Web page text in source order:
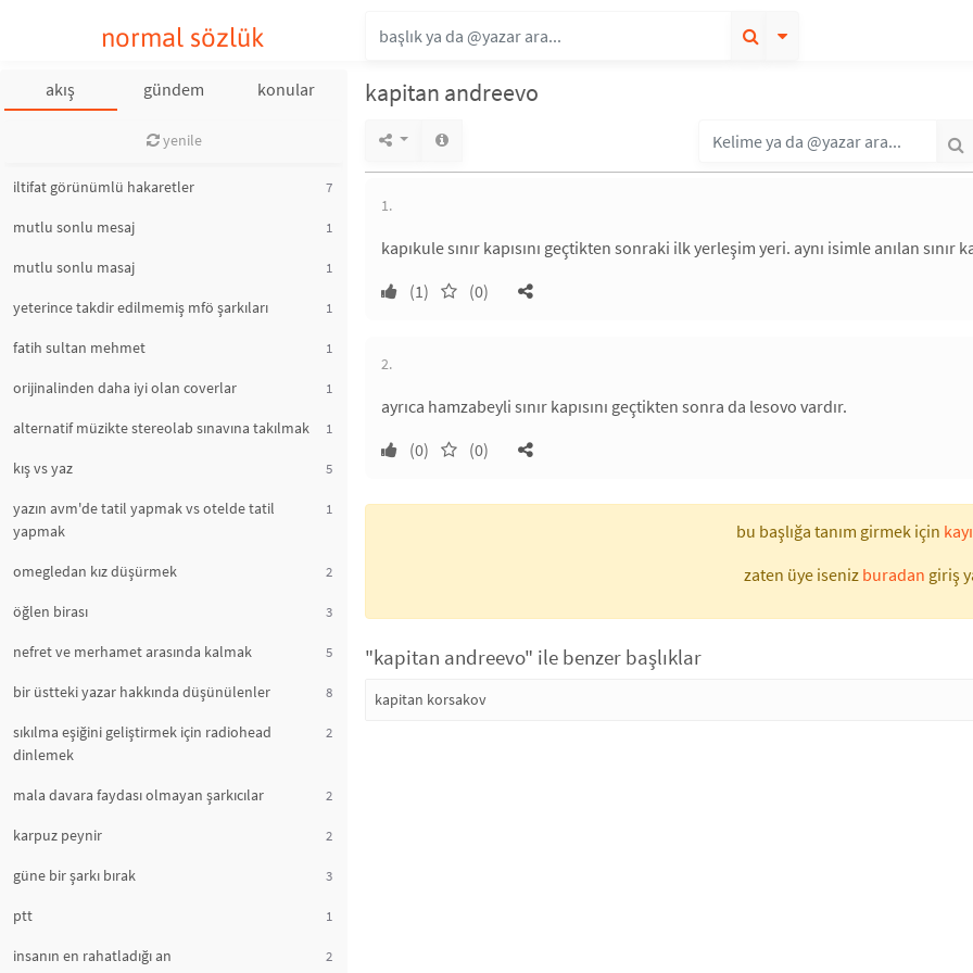
normal sözlük
akış gündem konular
yenile
iltifat görünümlü hakaretler 7
mutlu sonlu mesaj 1
mutlu sonlu masaj 1
yeterince takdir edilmemiş mfö şarkıları 1
fatih sultan mehmet 1
orijinalinden daha iyi olan coverlar 1
alternatif müzikte stereolab sınavına takılmak 1
kış vs yaz 5
yazın avm'de tatil yapmak vs otelde tatil
yapmak
1
omegledan kız düşürmek 2
öğlen birası 3
nefret ve merhamet arasında kalmak 5
bir üstteki yazar hakkında düşünülenler 8
sıkılma eşiğini geliştirmek için radiohead
dinlemek
2
mala davara faydası olmayan şarkıcılar 2
karpuz peynir 2
güne bir şarkı bırak 3
ptt 1
insanın en rahatladığı an 2
kapitan andreevo
1.
kapıkule sınır kapısını geçtikten sonraki ilk yerleşim yeri. aynı isimle anılan
(1)
(0)
2.
ayrıca hamzabeyli sınır kapısını geçtikten sonra da lesovo vardır.
(0)
(0)
bu başlığa tanım girmek için
zaten üye iseniz buradan giriş
"kapitan andreevo" ile benzer başlıklar
kapitan korsakov